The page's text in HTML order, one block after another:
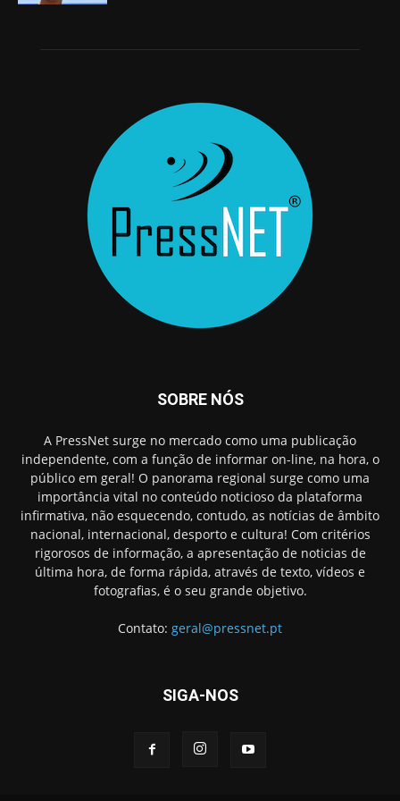
SOBRE NÓS
A PressNet surge no mercado como uma publicação
independente, com a função de informar on-line, na hora, o
público em geral! O panorama regional surge como uma
importância vital no conteúdo noticioso da plataforma
infirmativa, não esquecendo, contudo, as notícias de âmbito
nacional, internacional, desporto e cultura! Com critérios
rigorosos de informação, a apresentação de noticias de
última hora, de forma rápida, através de texto, vídeos e
fotografias, é o seu grande objetivo.
Contato: geral@pressnet.pt
SIGA-NOS